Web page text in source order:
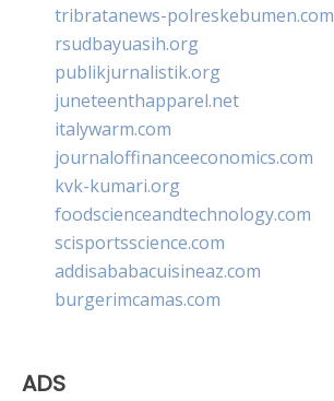
tribratanews-polreskebumen.com
rsudbayuasih.org
publikjurnalistik.org
juneteenthapparel.net
italywarm.com
journaloffinanceeconomics.com
kvk-kumari.org
foodscienceandtechnology.com
scisportsscience.com
addisababacuisineaz.com
burgerimcamas.com
ADS